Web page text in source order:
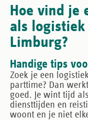
Hoe vind je
als
Limburg?
Handige tips
Zoek je een
parttime? Dan
goed. Je wint tijd
diensttijden en
woont en je niet